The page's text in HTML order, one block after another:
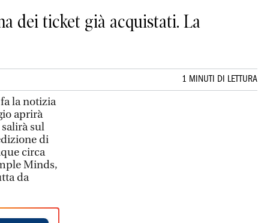
dei ticket già acquistati. La
1 MINUTI DI LETTURA
la notizia
aprirà
sul
di
circa
Minds,
da